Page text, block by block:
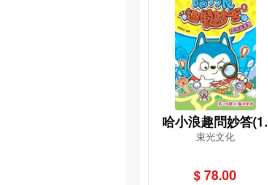
哈小浪趣問妙答(1)
——美食遊樂園
束光文化
$ 78.00